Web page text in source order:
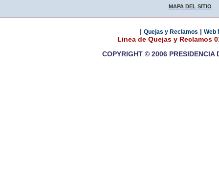
MAPA DEL SITIO
| Quejas y Reclamos | Web
Linea de Quejas y Reclamos
COPYRIGHT © 2006 PRESIDENCIA